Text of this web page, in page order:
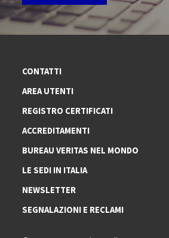
CONTATTI
AREA UTENTI
REGISTRO CERTIFICATI
ACCREDITAMENTI
BUREAU VERITAS NEL MONDO
LE SEDI IN ITALIA
NEWSLETTER
SEGNALAZIONI E RECLAMI